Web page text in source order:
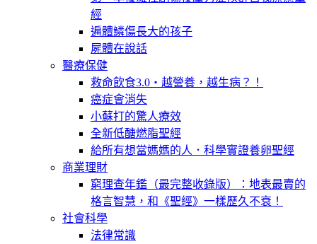
經
遍體鱗傷長大的孩子
屍體在說話
醫療保健
救命飲食3.0‧越營養，越生病？！
癌症會消失
小蘇打的驚人療效
全新低醣燃脂聖經
給所有想當媽媽的人．科學實證養卵聖經
商業理財
窮理查年鑑（最完整收錄版）：地表最賣的
格言智慧，和《聖經》一樣歷久不衰！
社會科學
法律常識